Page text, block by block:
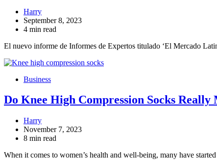
Harry
September 8, 2023
4 min read
El nuevo informe de Informes de Expertos titulado ‘El Mercado
Business
Do Knee High Compression Socks
Harry
November 7, 2023
8 min read
When it comes to women’s health and well-being, many have